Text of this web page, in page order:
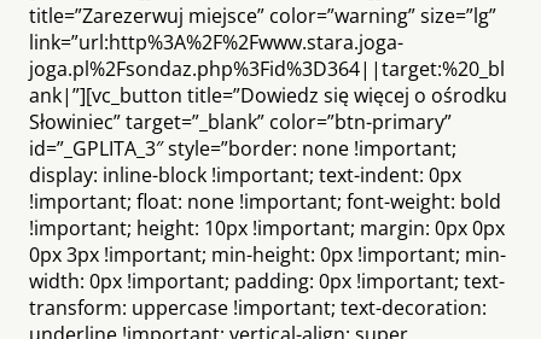
title=”Zarezerwuj miejsce” color=”warning” size=”lg”
link=”url:http%3A%2F%2Fwww.stara.joga-
joga.pl%2Fsondaz.php%3Fid%3D364||target:%20_bl
ank|”][vc_button title=”Dowiedz się więcej o ośrodku
Słowiniec” target=”_blank” color=”btn-primary”
id=”_GPLITA_3″ style=”border: none !important;
display: inline-block !important; text-indent: 0px
!important; float: none !important; font-weight: bold
!important; height: 10px !important; margin: 0px 0px
0px 3px !important; min-height: 0px !important; min-
width: 0px !important; padding: 0px !important; text-
transform: uppercase !important; text-decoration: